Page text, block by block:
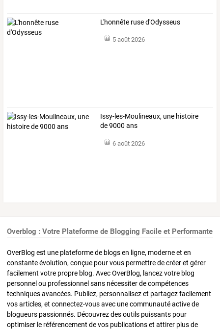
L'honnête ruse d'Odysseus
5 août 2026
Issy-les-Moulineaux, une histoire
de 9000 ans
6 août 2026
Overblog : Votre Plateforme de Blogging Facile et Performante
OverBlog est une plateforme de blogs en ligne, moderne et en
constante évolution, conçue pour vous permettre de créer et gérer
facilement votre propre blog. Avec OverBlog, lancez votre blog
personnel ou professionnel sans nécessiter de compétences
techniques avancées. Publiez, personnalisez et partagez facilement
vos articles, et connectez-vous avec une communauté active de
blogueurs passionnés. Découvrez des outils puissants pour
optimiser le référencement de vos publications et attirer plus de